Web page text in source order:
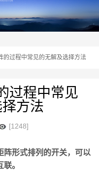
的过程中常见的无解及选择方法
过程中常见
方法
[1248]
阵形式排列的开关，可以
。